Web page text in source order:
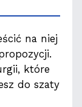
na niej
które
do szaty